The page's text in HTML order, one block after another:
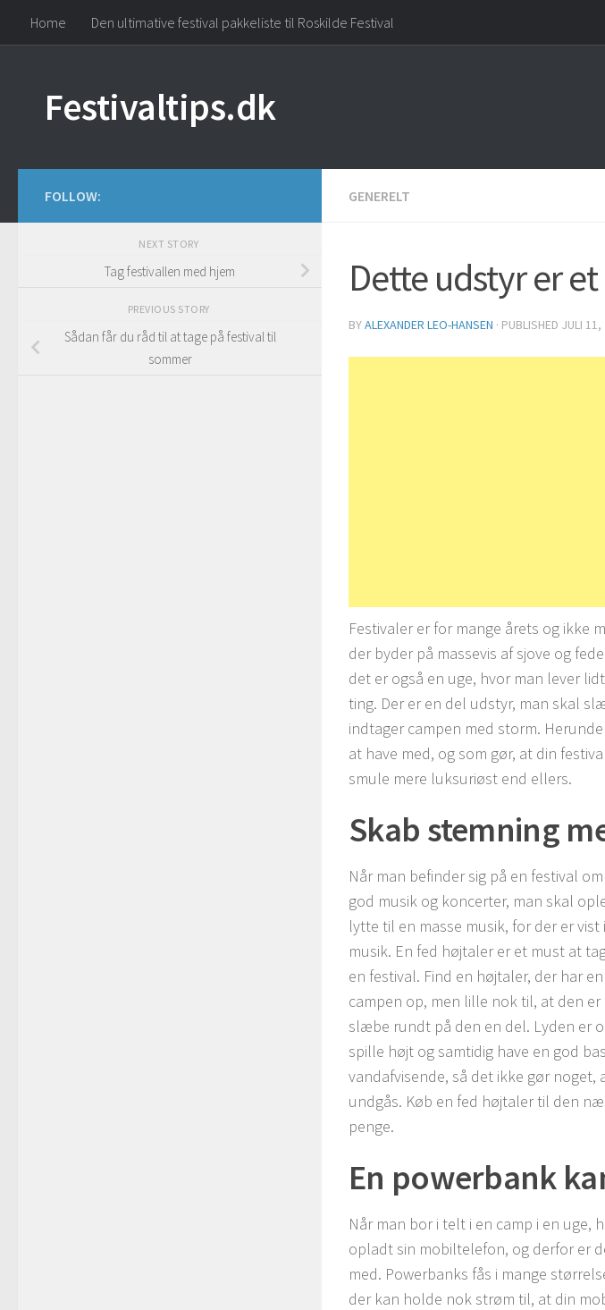
Skip to content
Home Den ultimative festival pakkeliste til Roskilde Festival
Festivaltips.dk
GENERELT
Dette udstyr er
BYALEXANDER LEO-HANSEN · PUBLISHED JULI 11,
Festivaler er for mange årets og ikke
der byder på massevis af sjove og
det er også en uge, hvor man lever
ting. Der er en del udstyr, man skal
indtager campen med storm.
at have med, og som gør, at din
smule mere luksuriøst end ellers.
Skab stemning
Når man befinder sig på en festival
god musik og koncerter, man skal
lytte til en masse musik, for der er
musik. En fed højtaler er et must at
en festival. Find en højtaler, der har
campen op, men lille nok til, at den
slæbe rundt på den en del. Lyden er
spille højt og samtidig have en god
vandafvisende, så det ikke gør
undgås. Køb en fed højtaler til den
penge.
En powerbank
Når man bor i telt i en camp i en
opladt sin mobiltelefon, og derfor er
med. Powerbanks fås i mange
der kan holde nok strøm til, at din
FOLLOW:
NEXT STORY
Tag festivallen med hjem
PREVIOUS STORY
Sådan får du råd til at tage på festival til
sommer